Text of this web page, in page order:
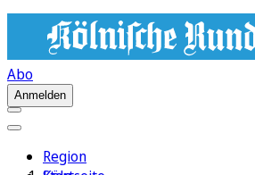
Abo
Anmelden
Region